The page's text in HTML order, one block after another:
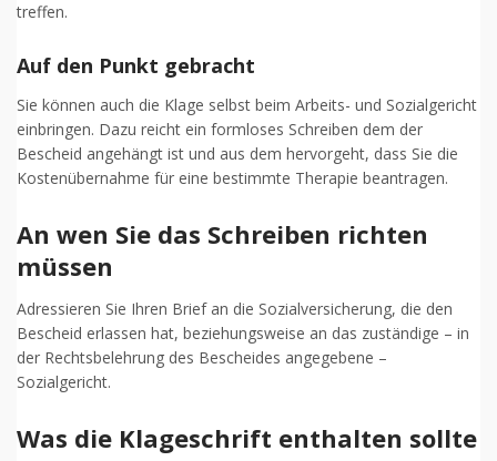
treffen.
Auf den Punkt gebracht
Sie können auch die Klage selbst beim Arbeits- und Sozialgericht
einbringen. Dazu reicht ein formloses Schreiben dem der
Bescheid angehängt ist und aus dem hervorgeht, dass Sie die
Kostenübernahme für eine bestimmte Therapie beantragen.
An wen Sie das Schreiben richten
müssen
Adressieren Sie Ihren Brief an die Sozialversicherung, die den
Bescheid erlassen hat, beziehungsweise an das zuständige – in
der Rechtsbelehrung des Bescheides angegebene –
Sozialgericht.
Was die Klageschrift enthalten sollte